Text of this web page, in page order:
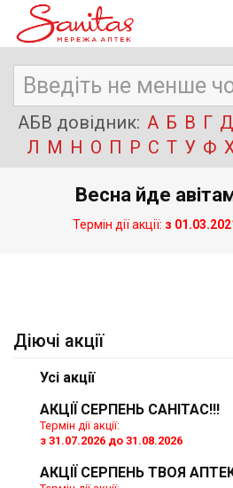
АБВ довідник: А Б В Г Д
Л М Н О П Р С Т У Ф
Весна йде
Термін дії акції: з
Діючі акції
Усі акції
АКЦІЇ СЕРПЕНЬ САНІТАС!!!
Термін дії акції:
з 31.07.2026 до 31.08.2026
АКЦІЇ СЕРПЕНЬ ТВОЯ